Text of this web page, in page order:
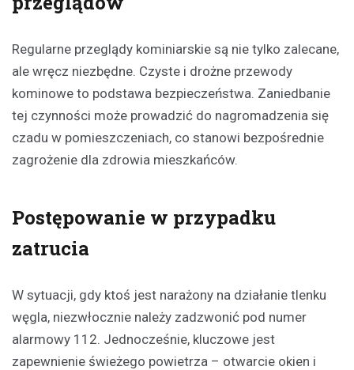
Regularne przeglądy kominiarskie są nie tylko zalecane,
ale wręcz niezbędne. Czyste i drożne przewody
kominowe to podstawa bezpieczeństwa. Zaniedbanie
tej czynności może prowadzić do nagromadzenia się
czadu w pomieszczeniach, co stanowi bezpośrednie
zagrożenie dla zdrowia mieszkańców.
Postępowanie w przypadku
zatrucia
W sytuacji, gdy ktoś jest narażony na działanie tlenku
węgla, niezwłocznie należy zadzwonić pod numer
alarmowy 112. Jednocześnie, kluczowe jest
zapewnienie świeżego powietrza – otwarcie okien i